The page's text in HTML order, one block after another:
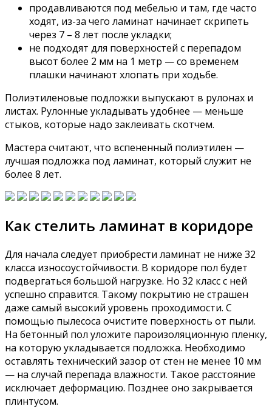
продавливаются под мебелью и там, где часто
ходят, из-за чего ламинат начинает скрипеть
через 7 – 8 лет после укладки;
не подходят для поверхностей с перепадом
высот более 2 мм на 1 метр — со временем
плашки начинают хлопать при ходьбе.
Полиэтиленовые подложки выпускают в рулонах и
листах. Рулонные укладывать удобнее — меньше
стыков, которые надо заклеивать скотчем.
Мастера считают, что вспененный полиэтилен —
лучшая подложка под ламинат, который служит не
более 8 лет.
Как стелить ламинат в коридоре
Для начала следует приобрести ламинат не ниже 32
класса износоустойчивости. В коридоре пол будет
подвергаться большой нагрузке. Но 32 класс с ней
успешно справится. Такому покрытию не страшен
даже самый высокий уровень проходимости. С
помощью пылесоса очистите поверхность от пыли.
На бетонный пол уложите пароизоляционную пленку,
на которую укладывается подложка. Необходимо
оставлять технический зазор от стен не менее 10 мм
— на случай перепада влажности. Такое расстояние
исключает деформацию. Позднее оно закрывается
плинтусом.